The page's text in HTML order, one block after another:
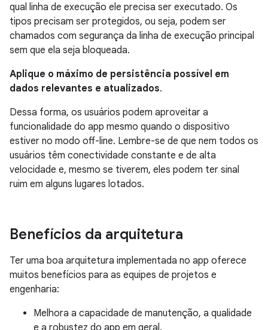
qual linha de execução ele precisa ser executado. Os
tipos precisam ser protegidos, ou seja, podem ser
chamados com segurança da linha de execução principal
sem que ela seja bloqueada.
Aplique o máximo de persistência possível em
dados relevantes e atualizados.
Dessa forma, os usuários podem aproveitar a
funcionalidade do app mesmo quando o dispositivo
estiver no modo off-line. Lembre-se de que nem todos os
usuários têm conectividade constante e de alta
velocidade e, mesmo se tiverem, eles podem ter sinal
ruim em alguns lugares lotados.
Benefícios da arquitetura
Ter uma boa arquitetura implementada no app oferece
muitos benefícios para as equipes de projetos e
engenharia:
Melhora a capacidade de manutenção, a qualidade